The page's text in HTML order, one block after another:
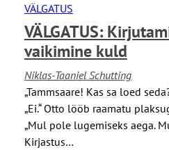
VÄLGATUS
VÄLGATUS:
vaikimine kuld
Niklas-Taaniel Schutting
„Tammsaare! Kas sa loed
„Ei.“ Otto lööb raamatu
„Mul pole lugemiseks aega.
Kirjastus…